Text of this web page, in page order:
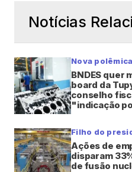
Notícias
Nova
BNDES quer
board da
conselho
"indicação
Filho do
Ações de
disparam
de fusão